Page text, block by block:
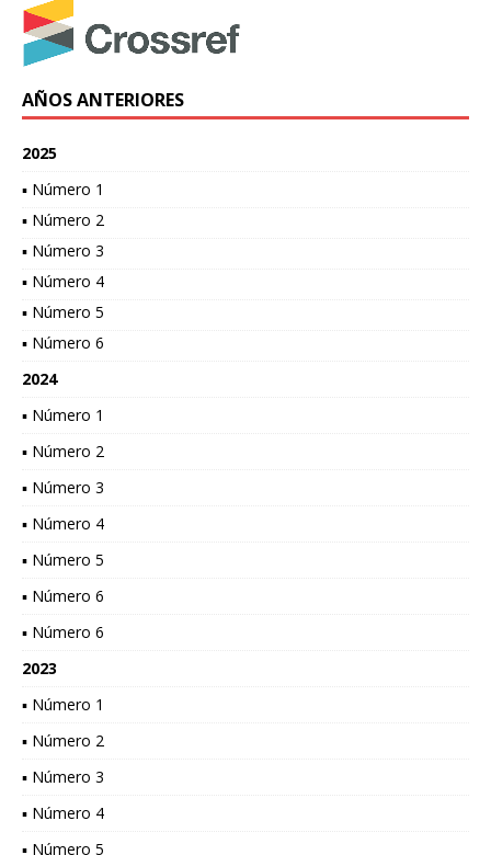
AÑOS ANTERIORES
2025
▪ Número 1
▪ Número 2
▪ Número 3
▪ Número 4
▪ Número 5
▪ Número 6
2024
▪ Número 1
▪ Número 2
▪ Número 3
▪ Número 4
▪ Número 5
▪ Número 6
▪ Número 6
2023
▪ Número 1
▪ Número 2
▪ Número 3
▪ Número 4
▪ Número 5